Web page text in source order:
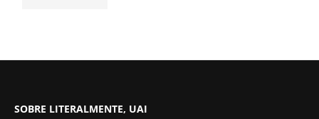
SOBRE LITERALMENTE, UAI